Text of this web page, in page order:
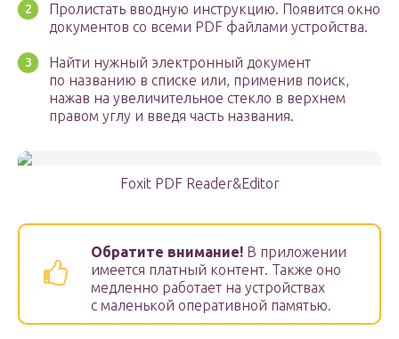
Пролистать вводную инструкцию. Появится окно
документов со всеми PDF файлами устройства.
Найти нужный электронный документ
по названию в списке или, применив поиск,
нажав на увеличительное стекло в верхнем
правом углу и введя часть названия.
Foxit PDF Reader&Editor
Обратите внимание! В приложении
имеется платный контент. Также оно
медленно работает на устройствах
с маленькой оперативной памятью.